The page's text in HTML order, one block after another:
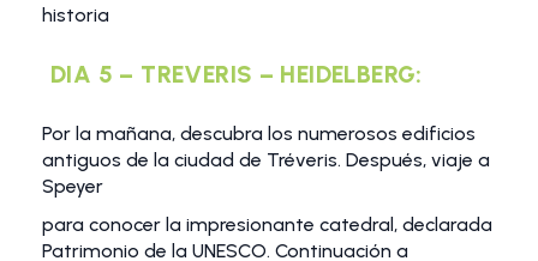
historia
DIA 5 – TREVERIS – HEIDELBERG:
Por la mañana, descubra los numerosos edificios
antiguos de la ciudad de Tréveris. Después, viaje a
Speyer
para conocer la impresionante catedral, declarada
Patrimonio de la UNESCO. Continuación a